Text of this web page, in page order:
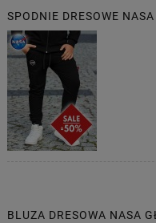
SPODNIE DRESOWE
BLUZA DRESOWA NASA